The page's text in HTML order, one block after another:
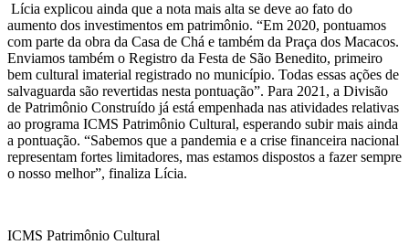
Lícia explicou ainda que a nota mais alta se deve ao fato do
aumento dos investimentos em patrimônio. “Em 2020, pontuamos
com parte da obra da Casa de Chá e também da Praça dos Macacos.
Enviamos também o Registro da Festa de São Benedito, primeiro
bem cultural imaterial registrado no município. Todas essas ações de
salvaguarda são revertidas nesta pontuação”. Para 2021, a Divisão
de Patrimônio Construído já está empenhada nas atividades relativas
ao programa ICMS Patrimônio Cultural, esperando subir mais ainda
a pontuação. “Sabemos que a pandemia e a crise financeira nacional
representam fortes limitadores, mas estamos dispostos a fazer sempre
o nosso melhor”, finaliza Lícia.
ICMS Patrimônio Cultural